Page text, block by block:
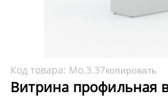
Код товара: Мо.3.37копировать
Витрина профильная